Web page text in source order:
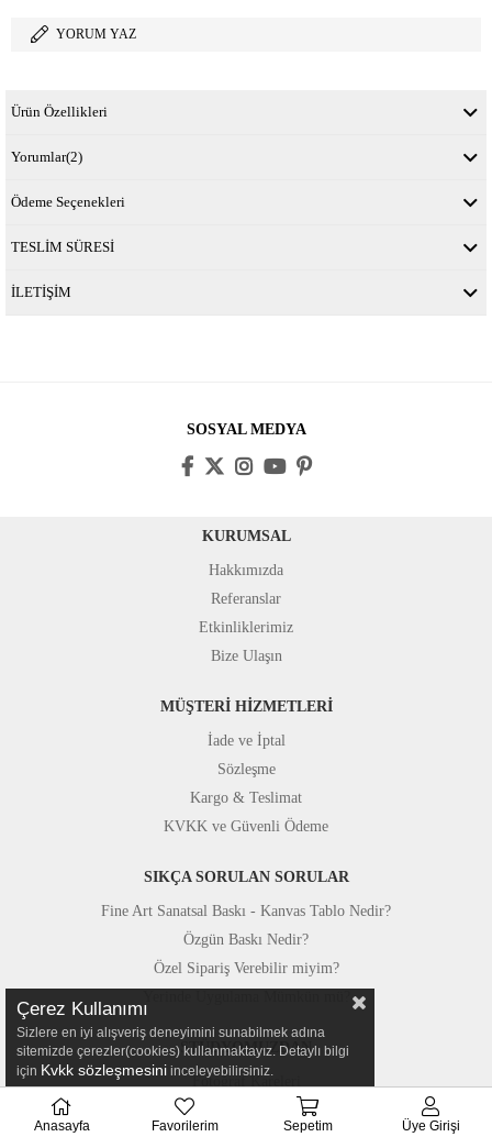
YORUM YAZ
Ürün Özellikleri
Yorumlar(2)
Ödeme Seçenekleri
TESLİM SÜRESİ
İLETİŞİM
SOSYAL MEDYA
KURUMSAL
Hakkımızda
Referanslar
Etkinliklerimiz
Bize Ulaşın
MÜŞTERİ HİZMETLERİ
İade ve İptal
Sözleşme
Kargo & Teslimat
KVKK ve Güvenli Ödeme
SIKÇA SORULAN SORULAR
Fine Art Sanatsal Baskı - Kanvas Tablo Nedir?
Özgün Baskı Nedir?
Özel Sipariş Verebilir miyim?
STÜDYOMUZDAN
Fotoğraf Kareleri
Basında Canvastar
Çerez Kullanımı
Sizlere en iyi alışveriş deneyimini sunabilmek adına
sitemizde çerezler(cookies) kullanmaktayız. Detaylı bilgi
için Kvkk sözleşmesini inceleyebilirsiniz.
Anasayfa Favorilerim Sepetim Üye Girişi